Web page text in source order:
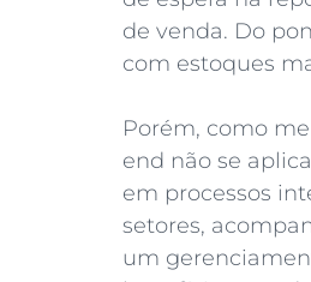
de venda. Do
com estoques
Porém, como
end não se
em processos
setores,
um